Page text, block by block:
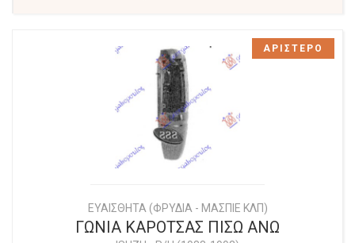
ΕΥΑΙΣΘΗΤΑ (ΦΡΥΔΙΑ - ΜΑΣΠΙΕ ΚΛΠ)
ΓΩΝΙΑ ΚΑΡΟΤΣΑΣ ΠΙΣΩ ΑΝΩ
ΑΡΙΣΤΕΡΟ